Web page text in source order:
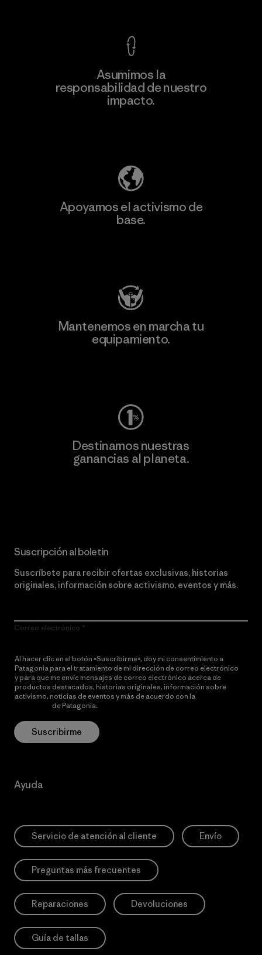
información
Asumimos la
responsabilidad de nuestro
impacto.
Apoyamos el activismo de
base.
Mantenemos en marcha tu
equipamiento.
Destinamos nuestras
ganancias al planeta.
Suscripción al boletín
Suscríbete para recibir ofertas exclusivas, historias
originales, información sobre activismo, eventos y más.
Correo electrónico
Al hacer clic en el botón «Suscribirme», doy mi consentimiento a
Patagonia para el tratamiento de mi dirección de correo electrónico
y para que me envíe mensajes de correo electrónico acerca de
productos destacados, historias originales, información sobre
activismo, noticias de eventos y más de acuerdo con la
de Patagonia.
Suscribirme
Ayuda
Servicio de atención al cliente Envío
Preguntas más frecuentes
Reparaciones Devoluciones
Guía de tallas